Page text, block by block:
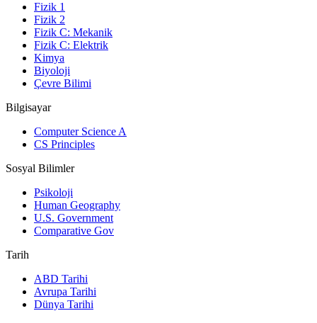
Fizik 1
Fizik 2
Fizik C: Mekanik
Fizik C: Elektrik
Kimya
Biyoloji
Çevre Bilimi
Bilgisayar
Computer Science A
CS Principles
Sosyal Bilimler
Psikoloji
Human Geography
U.S. Government
Comparative Gov
Tarih
ABD Tarihi
Avrupa Tarihi
Dünya Tarihi